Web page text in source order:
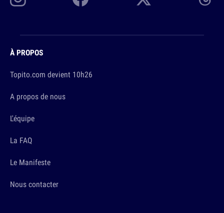
À PROPOS
Topito.com devient 10h26
A propos de nous
L'équipe
La FAQ
Le Manifeste
Nous contacter